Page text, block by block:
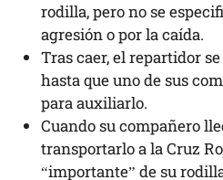
rodilla, pero no se
agresión o por la caída.
Tras caer, el repartidor
hasta que uno de sus
para auxiliarlo.
Cuando su compañero
transportarlo a la Cruz
“importante” de su